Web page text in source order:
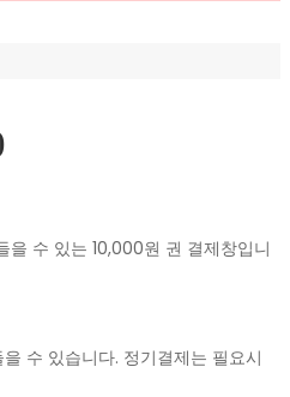
수 있는 10,000원 권 결제창입니
수 있습니다. 정기결제는 필요시